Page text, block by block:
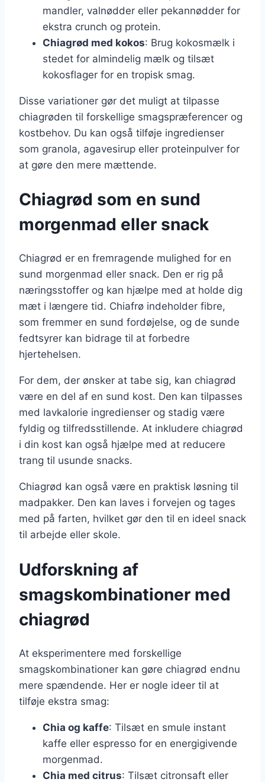
mandler, valnødder eller pekannødder for
ekstra crunch og protein.
Chiagrød med kokos: Brug kokosmælk i
stedet for almindelig mælk og tilsæt
kokosflager for en tropisk smag.
Disse variationer gør det muligt at tilpasse
chiagrøden til forskellige smagspræferencer og
kostbehov. Du kan også tilføje ingredienser
som granola, agavesirup eller proteinpulver for
at gøre den mere mættende.
Chiagrød som en sund
morgenmad eller snack
Chiagrød er en fremragende mulighed for en
sund morgenmad eller snack. Den er rig på
næringsstoffer og kan hjælpe med at holde dig
mæt i længere tid. Chiafrø indeholder fibre,
som fremmer en sund fordøjelse, og de sunde
fedtsyrer kan bidrage til at forbedre
hjertehelsen.
For dem, der ønsker at tabe sig, kan chiagrød
være en del af en sund kost. Den kan tilpasses
med lavkalorie ingredienser og stadig være
fyldig og tilfredsstillende. At inkludere chiagrød
i din kost kan også hjælpe med at reducere
trang til usunde snacks.
Chiagrød kan også være en praktisk løsning til
madpakker. Den kan laves i forvejen og tages
med på farten, hvilket gør den til en ideel snack
til arbejde eller skole.
Udforskning af
smagskombinationer med
chiagrød
At eksperimentere med forskellige
smagskombinationer kan gøre chiagrød endnu
mere spændende. Her er nogle ideer til at
tilføje ekstra smag:
Chia og kaffe: Tilsæt en smule instant
kaffe eller espresso for en energigivende
morgenmad.
Chia med citrus: Tilsæt citronsaft eller